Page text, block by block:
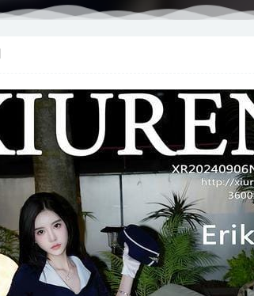
是本末末 – NO.012 路易九世礼服 [21P-
[XIAOYU语画界]2022.12.29 VOL.936 王馨
洛璃LoLiSAMA – NO.105 碧蓝航线 信浓